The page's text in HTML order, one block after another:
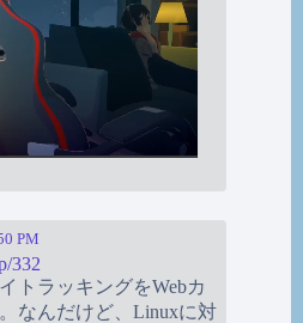
PM
332
トラッキングをWebカ
なんだけど、Linuxに対